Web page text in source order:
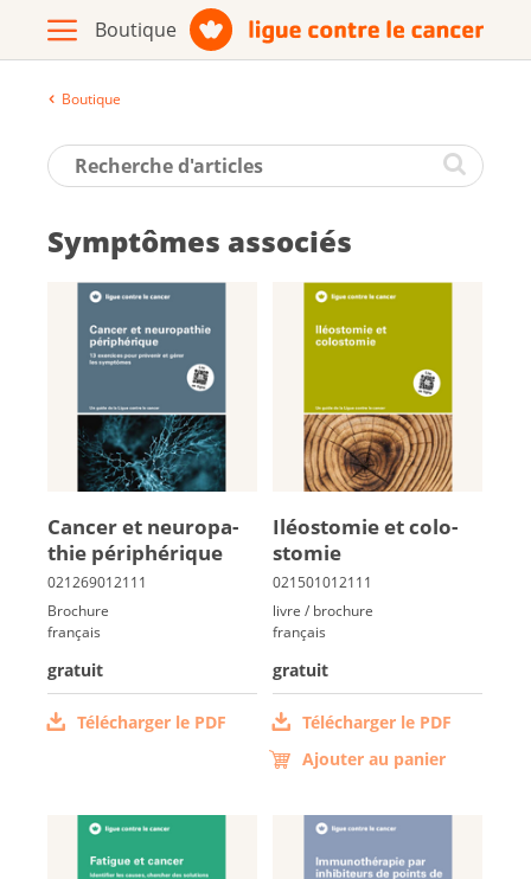
Brochures / matériel d'information
Assortiment
Vers le site de la Ligue contre le
Français
Deutsch
Italiano
Boutique
Symptômes associés
Can­cer et neu­ro­pa­
thie pé­ri­phé­rique
Brochure
français
gratuit
Télécharger le PDF
Iléo­sto­mie et co­lo­
sto­mie
livre / brochure
français
gratuit
Télécharger le PDF
Ajouter au panier